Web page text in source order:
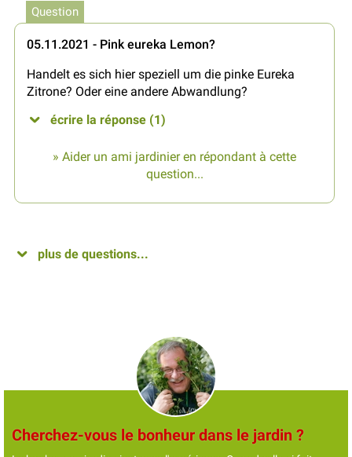
Question
05.11.2021 - Pink eureka Lemon?
Handelt es sich hier speziell um die pinke Eureka
Zitrone? Oder eine andere Abwandlung?
écrire la réponse (1)
» Aider un ami jardinier en répondant à cette
question...
plus de questions...
Cherchez-vous le bonheur dans le jardin ?